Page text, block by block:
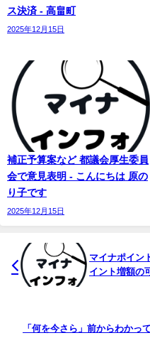
ス決済 - 高畠町
2025年12月15日
補正予算案など 都議会厚生委員
会で意見表明 - こんにちは 原の
り子です
2025年12月15日
マイナポイン
イント増額の
「何を今さら」前からわかっ